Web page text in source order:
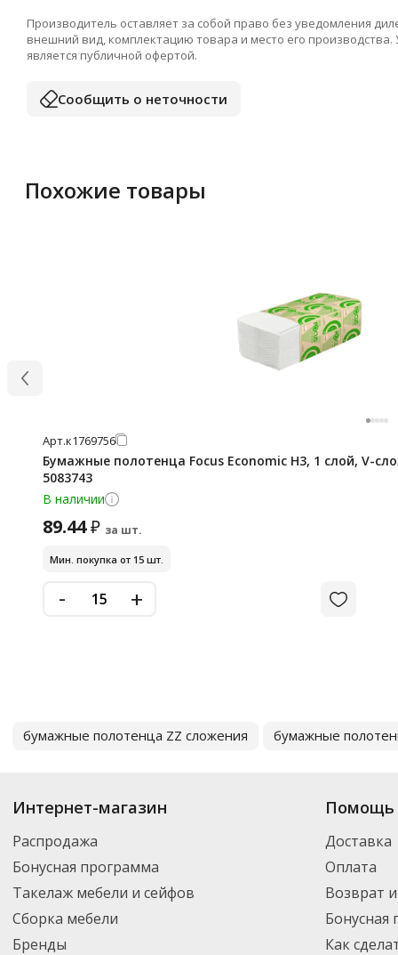
Производитель оставляет за собой право без уведомления
внешний вид, комплектацию товара и место его
является публичной офертой.
Сообщить о неточности
Похожие товары
Арт.к1769756
Бумажные полотенца Focus Economic H3, 1 слой, V-
5083743
В наличии
89.44₽ за шт.
Мин. покупка от 15 шт.
- +
бумажные полотенца ZZ сложения бумажные
Интернет-магазин
Распродажа
Бонусная программа
Такелаж мебели и сейфов
Сборка мебели
Бренды
Помощь
Доставка
Оплата
Возврат
Бонусная
Как